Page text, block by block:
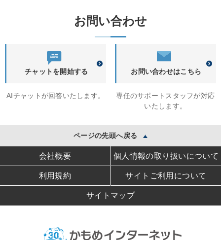
お問い合わせ
チャットを開始する
AIチャットが回答いたします。
お問い合わせはこちら
専任のサポートスタッフが対応
いたします。
ページの先頭へ戻る
会社概要 個人情報の取り扱いについて
利用規約 サイトご利用について
サイトマップ